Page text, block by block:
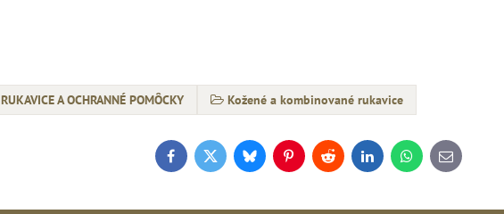
RUKAVICE A OCHRANNÉ POMÔCKY Kožené a kombinované rukavice
FacebookTwitterBlueskyPinterestRedditLinkedInWhatsApp
E-
mail